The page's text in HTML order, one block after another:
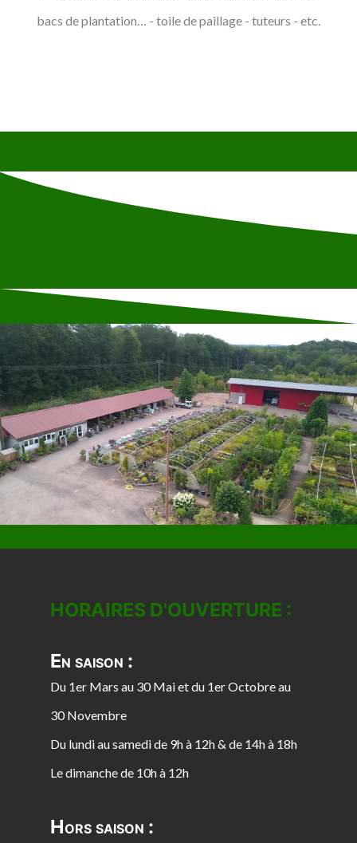
bacs de plantation… - toile de paillage - tuteurs - etc.
HORAIRES D'OUVERTURE :
En saison :
Du 1er Mars au 30 Mai et du 1er Octobre au
30 Novembre
Du lundi au samedi de 9h à 12h & de 14h à 18h
Le dimanche de 10h à 12h
Hors saison :